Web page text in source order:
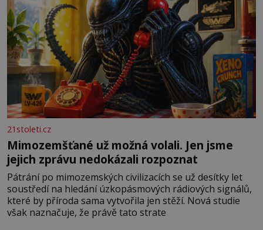
21stoleti.cz
Mimozemšťané už možná volali. Jen jsme
jejich zprávu nedokázali rozpoznat
Pátrání po mimozemských civilizacích se už desítky let
soustředí na hledání úzkopásmových rádiových signálů,
které by příroda sama vytvořila jen stěží. Nová studie
však naznačuje, že právě tato strate